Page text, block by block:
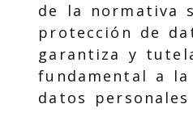
de la normativa
protección de
garantiza y
fundamental a
datos personales